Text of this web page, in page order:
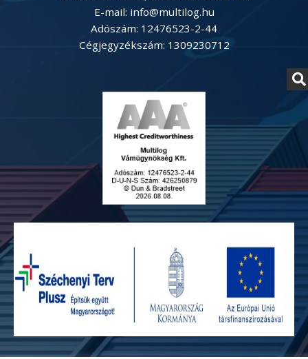
E-mail: info@multilog.hu
Adószám: 12476523-2-44
Cégjegyzékszám: 1309230712